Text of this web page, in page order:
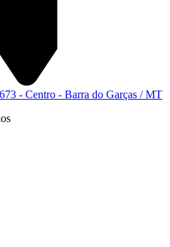
- Centro - Barra do Garças / MT